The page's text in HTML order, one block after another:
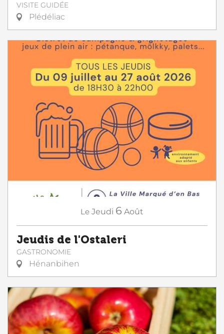
VISITE GUIDÉE
Plédéliac
Le Jeudi 6 Août
Jeudis de l'Ostaleri
GASTRONOMIE
Hénanbihen